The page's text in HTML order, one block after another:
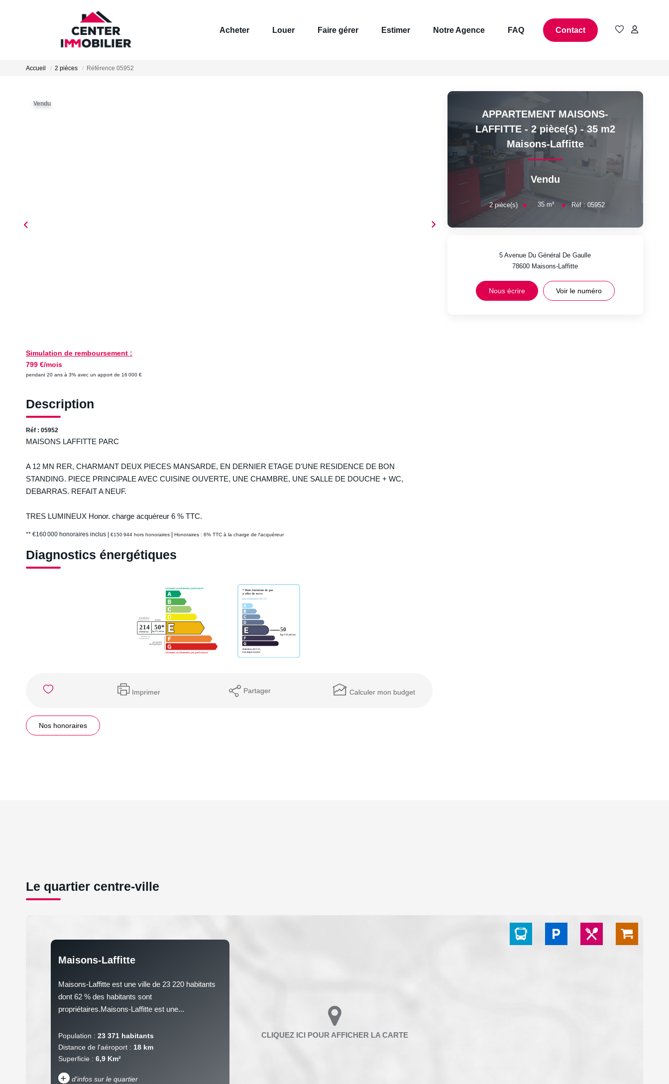
Acheter Louer Faire gérer Estimer Notre Agence FAQ Contact
Accueil 2 pièces Référence 05952
Vendu
Simulation de remboursement :
799 €/mois
pendant 20 ans à 3% avec un apport de 16 000 €
Description
Réf : 05952
MAISONS LAFFITTE PARC
A 12 MN RER, CHARMANT DEUX PIECES MANSARDE, EN DERNIER ETAGE D'UNE RESIDENCE DE BON
STANDING. PIECE PRINCIPALE AVEC CUISINE OUVERTE, UNE CHAMBRE, UNE SALLE DE DOUCHE + WC,
DEBARRAS. REFAIT A NEUF.
TRES LUMINEUX Honor. charge acquéreur 6 % TTC.
** €160 000 honoraires inclus €150 944 hors honoraires Honoraires : 6% TTC à la charge de l'acquéreur
Diagnostics énergétiques
Imprimer Partager Calculer mon budget
Nos honoraires
APPARTEMENT MAISONS-
LAFFITTE - 2 pièce(s) - 35 m2
Maisons-Laffitte
Vendu
2pièce(s) 35 m² Réf :05952
5 Avenue Du Général De Gaulle
78600 Maisons-Laffitte
Nous écrire Voir le numéro
Le quartier centre-ville
Maisons-Laffitte
Maisons-Laffitte est une ville de 23 220 habitants
dont 62 % des habitants sont
propriétaires.Maisons-Laffitte est une...
Population : 23 371 habitants
Distance de l'aéroport : 18 km
Superficie : 6,9 Km²
+ d'infos sur le quartier